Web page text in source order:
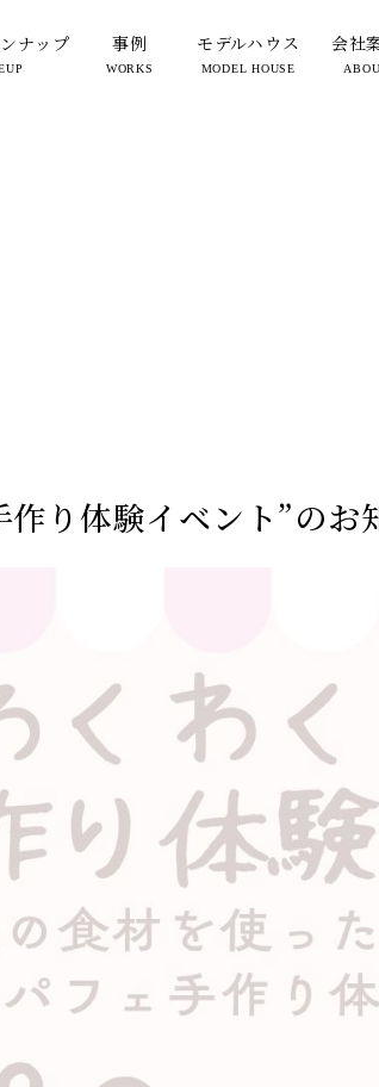
ナップ 事例
WORKS
モデルハウス
MODEL HOUSE
会社
り体験イベント”のお